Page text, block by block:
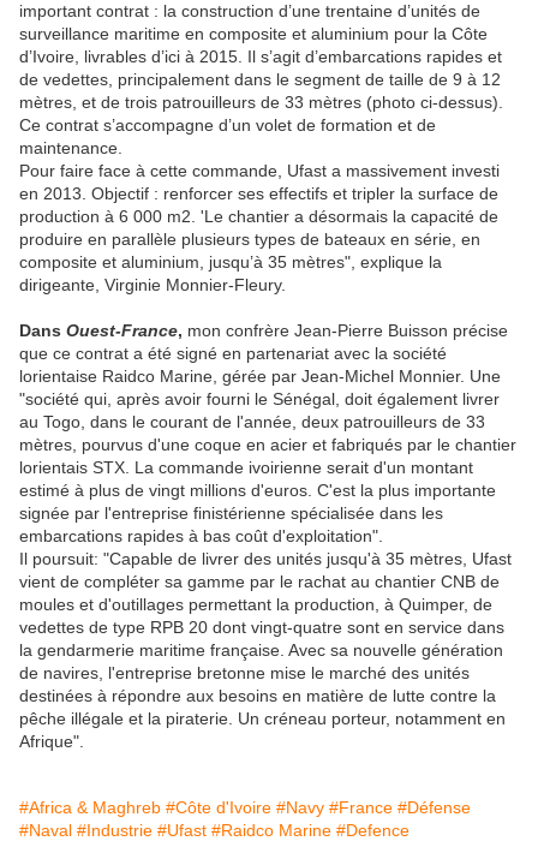
important contrat : la construction d’une trentaine d’unités de
surveillance maritime en composite et aluminium pour la Côte
d’Ivoire, livrables d’ici à 2015. Il s’agit d’embarcations rapides et
de vedettes, principalement dans le segment de taille de 9 à 12
mètres, et de trois patrouilleurs de 33 mètres (photo ci-dessus).
Ce contrat s’accompagne d’un volet de formation et de
maintenance.
Pour faire face à cette commande, Ufast a massivement investi
en 2013. Objectif : renforcer ses effectifs et tripler la surface de
production à 6 000 m2. 'Le chantier a désormais la capacité de
produire en parallèle plusieurs types de bateaux en série, en
composite et aluminium, jusqu’à 35 mètres", explique la
dirigeante, Virginie Monnier-Fleury.
Dans Ouest-France, mon confrère Jean-Pierre Buisson précise
que ce contrat a été signé en partenariat avec la société
lorientaise Raidco Marine, gérée par Jean-Michel Monnier. Une
"société qui, après avoir fourni le Sénégal, doit également livrer
au Togo, dans le courant de l'année, deux patrouilleurs de 33
mètres, pourvus d'une coque en acier et fabriqués par le chantier
lorientais STX. La commande ivoirienne serait d'un montant
estimé à plus de vingt millions d'euros. C'est la plus importante
signée par l'entreprise finistérienne spécialisée dans les
embarcations rapides à bas coût d'exploitation".
Il poursuit: "Capable de livrer des unités jusqu'à 35 mètres, Ufast
vient de compléter sa gamme par le rachat au chantier CNB de
moules et d'outillages permettant la production, à Quimper, de
vedettes de type RPB 20 dont vingt-quatre sont en service dans
la gendarmerie maritime française. Avec sa nouvelle génération
de navires, l'entreprise bretonne mise le marché des unités
destinées à répondre aux besoins en matière de lutte contre la
pêche illégale et la piraterie. Un créneau porteur, notamment en
Afrique".
#Africa & Maghreb #Côte d'Ivoire #Navy #France #Défense
#Naval #Industrie #Ufast #Raidco Marine #Defence